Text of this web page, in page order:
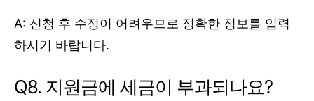
A: 신청 후 수정이 어려우므로 정확한 정보를 입력
하시기 바랍니다.
Q8. 지원금에 세금이 부과되나요?